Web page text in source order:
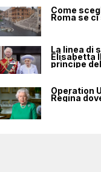
Come
Roma se
La linea di
Elisabetta
principe
Operation
Regina